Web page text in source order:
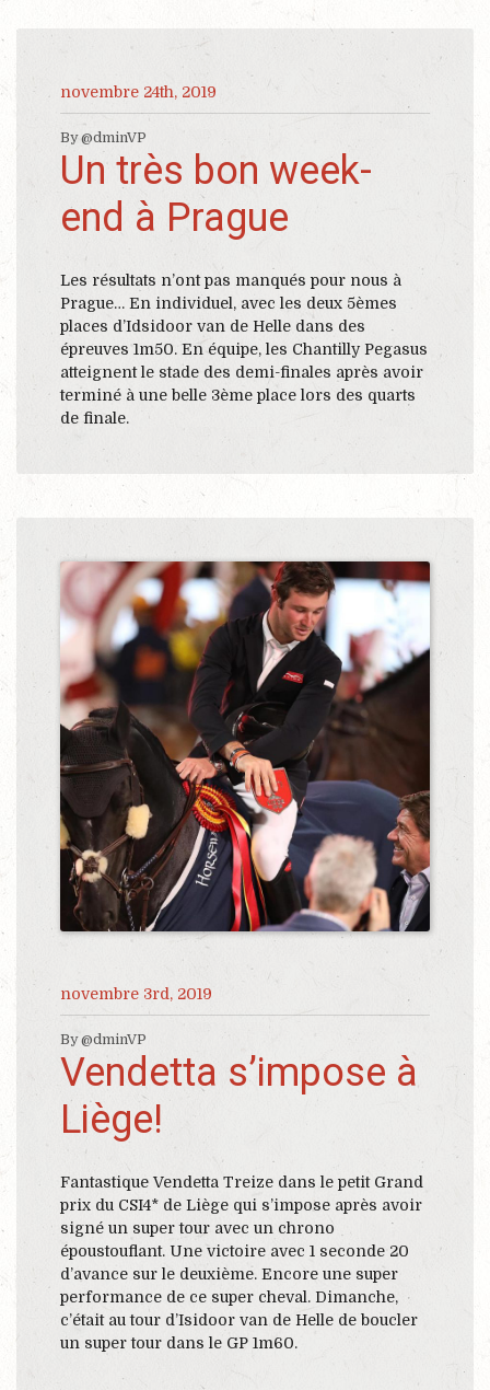
novembre 24th, 2019
By @dminVP
Un très bon week-
end à Prague
Les résultats n’ont pas manqués pour nous à
Prague… En individuel, avec les deux 5èmes
places d’Idsidoor van de Helle dans des
épreuves 1m50. En équipe, les Chantilly Pegasus
atteignent le stade des demi-finales après avoir
terminé à une belle 3ème place lors des quarts
de finale.
novembre 3rd, 2019
By @dminVP
Vendetta s’impose à
Liège!
Fantastique Vendetta Treize dans le petit Grand
prix du CSI4* de Liège qui s’impose après avoir
signé un super tour avec un chrono
époustouflant. Une victoire avec 1 seconde 20
d’avance sur le deuxième. Encore une super
performance de ce super cheval. Dimanche,
c’était au tour d’Isidoor van de Helle de boucler
un super tour dans le GP 1m60.